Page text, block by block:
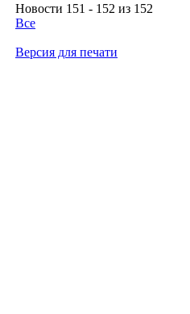
Новости 151 - 152 из 152
Все
Версия для печати